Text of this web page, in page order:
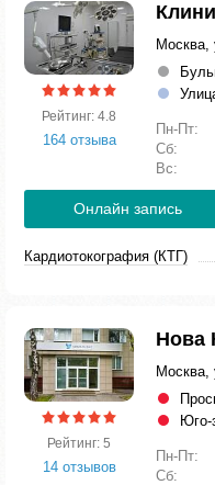
Рейтинг: 4.8
164 отзыва
Москва,
Пн-Пт:
Сб:
Вс:
Онлайн запись
Кардиотокография (КТГ)
Рейтинг: 5
14 отзывов
Нова
Москва,
Юго-
Пн-Пт:
Сб: